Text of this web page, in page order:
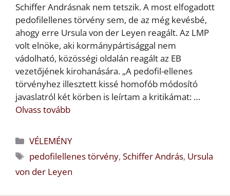
Schiffer Andrásnak nem tetszik. A most elfogadott
pedofilellenes törvény sem, de az még kevésbé,
ahogy erre Ursula von der Leyen reagált. Az LMP
volt elnöke, aki kormánypártisággal nem
vádolható, közösségi oldalán reagált az EB
vezetőjének kirohanására. „A pedofil-ellenes
törvényhez illesztett kissé homofób módosító
javaslatról két körben is leírtam a kritikámat: …
Olvass tovább
Kategória
VÉLEMÉNY
Címkék
pedofilellenes törvény,Schiffer András, Ursula
von der Leyen